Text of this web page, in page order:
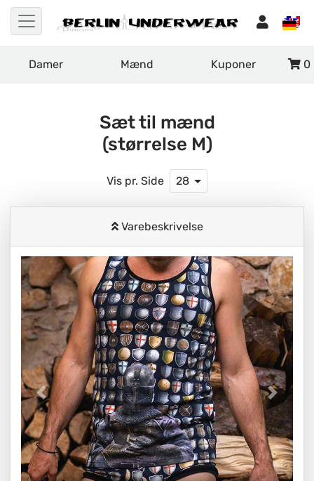
Damer Mænd Kuponer 0
Sæt til mænd
(størrelse M)
Vis pr. Side 28
Varebeskrivelse